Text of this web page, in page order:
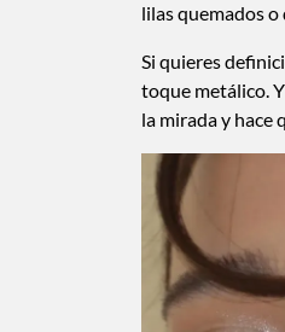
lilas quemados
Si quieres
toque metálico.
la mirada y hace